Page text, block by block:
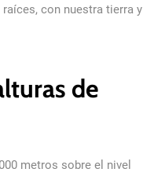
con nuestra tierra y
de
metros sobre el nivel